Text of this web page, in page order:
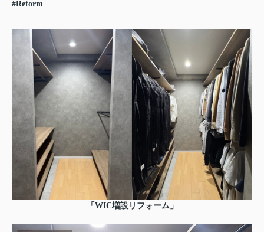
#Reform
「WIC増設リフォーム」